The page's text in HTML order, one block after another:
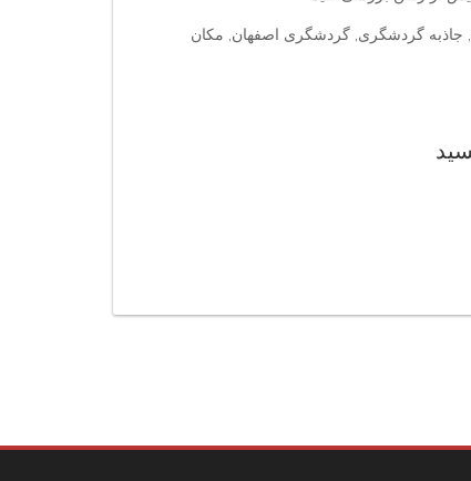
جاذبه گردشگری, گردشگری اصفهان, مکان